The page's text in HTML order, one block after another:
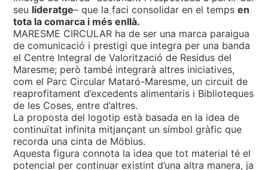
seu lideratge– que la faci consolidar en el tempsen
tota la comarca i més enllà.
MARESME CIRCULAR ha de ser una marca paraigua
de comunicació i prestigi que integra per una banda
el Centre Integral de Valorització de Residus del
Maresme; però també integrarà altres iniciatives,
com el Parc Circular Mataró-Maresme, un circuit de
reaprofitament d’excedents alimentaris i Biblioteques
de les Coses, entre d’altres.
La proposta del logotip està basada en la idea de
continuïtat infinita mitjançant un símbol gràfic que
recorda una cinta de Möbius.
Aquesta figura connota la idea que tot material té el
potencial per continuar existint d’una altra manera, ja